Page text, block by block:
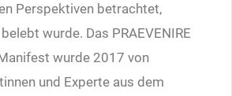
Perspektiven betrachtet,
wurde. Das PRAEVENIRE
wurde 2017 von
und Experte aus dem